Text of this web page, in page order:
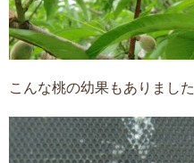
こんな桃の幼果もありました